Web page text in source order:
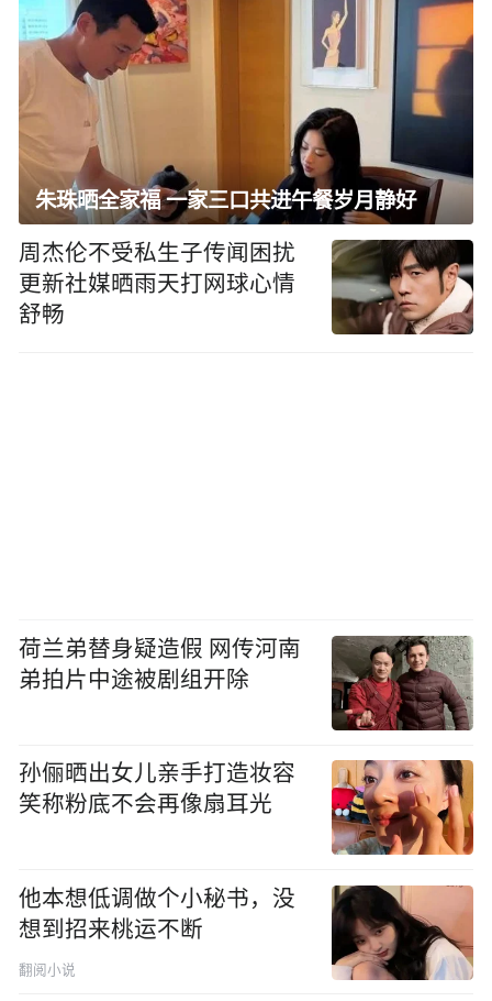
朱珠晒全家福 一家三口共进午餐岁月静好
周杰伦不受私生子传闻困扰
更新社媒晒雨天打网球心情
舒畅
荷兰弟替身疑造假 网传河南
弟拍片中途被剧组开除
孙俪晒出女儿亲手打造妆容
笑称粉底不会再像扇耳光
他本想低调做个小秘书，没
想到招来桃运不断
翻阅小说